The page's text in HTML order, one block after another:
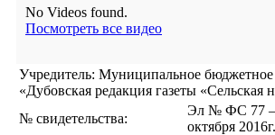
No Videos found.
Посмотреть все видео
Учредитель: Муниципальное
«Дубовская редакция газеты «Сельская
№ свидетельства:
Эл № ФС 77 —
октября 2016г.